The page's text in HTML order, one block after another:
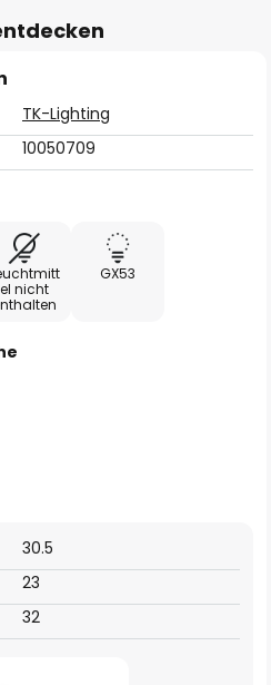
TK-Lighting
10050709
el nicht
GX53
23
30.5
32